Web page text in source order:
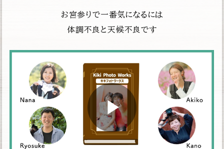
お宮参りで一番気になるには
体調不良と天候不良です